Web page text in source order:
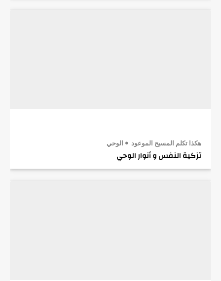
هكذا تكلم المسيح الموعود الوحي
تزكية النفس و أنوار الوحي